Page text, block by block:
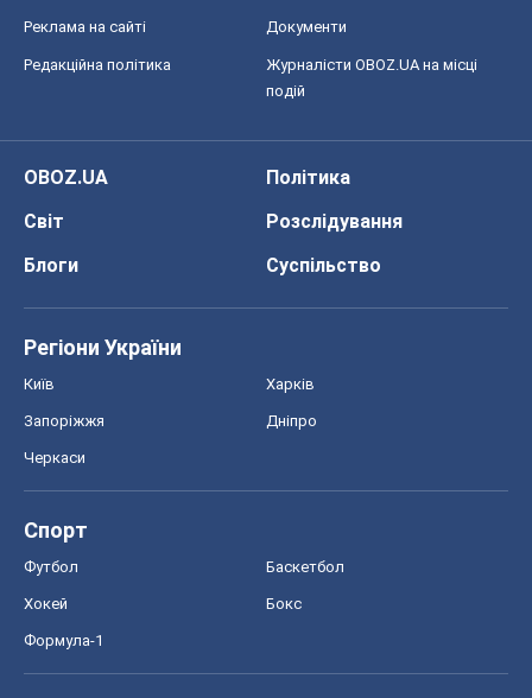
Реклама на сайті Документи
Редакційна політика
Журналісти OBOZ.UA на місці
подій
OBOZ.UA
Політика
Світ
Розслідування
Блоги
Суспільство
Регіони України
Київ Харків
Запоріжжя Дніпро
Черкаси
Спорт
Футбол Баскетбол
Хокей Бокс
Формула-1